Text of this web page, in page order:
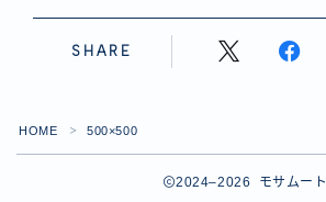
SHARE
HOME ＞ 500×500
2024–2026 モサムート